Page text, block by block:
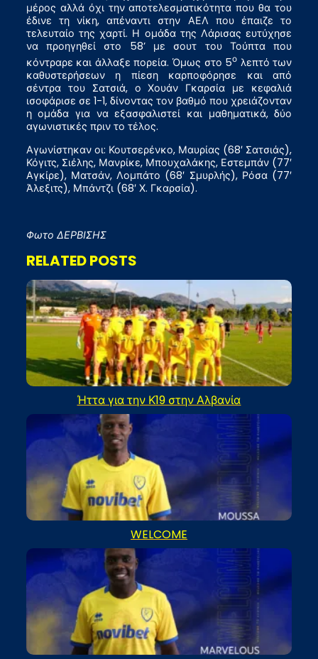
μέρος αλλά όχι την αποτελεσματικότητα που θα του
έδινε τη νίκη, απέναντι στην ΑΕΛ που έπαιζε το
τελευταίο της χαρτί. Η ομάδα της Λάρισας ευτύχησε
να προηγηθεί στο 58’ με σουτ του Τούπτα που
κόντραρε και άλλαξε πορεία. Όμως στο 5ο λεπτό των
καθυστερήσεων η πίεση καρποφόρησε και από
σέντρα του Σατσιά, ο Χουάν Γκαρσία με κεφαλιά
ισοφάρισε σε 1-1, δίνοντας τον βαθμό που χρειάζονταν
η ομάδα για να εξασφαλιστεί και μαθηματικά, δύο
αγωνιστικές πριν το τέλος.
Αγωνίστηκαν οι: Κουτσερένκο, Μαυρίας (68′ Σατσιάς),
Κόγιτς, Σιέλης, Μανρίκε, Μπουχαλάκης, Εστεμπάν (77′
Αγκίρε), Ματσάν, Λομπάτο (68′ Σμυρλής), Ρόσα (77′
Άλεξιτς), Μπάντζι (68′ Χ. Γκαρσία).
Φωτο ΔΕΡΒΙΣΗΣ
RELATED POSTS
Ήττα για την Κ19 στην Αλβανία
WELCOME